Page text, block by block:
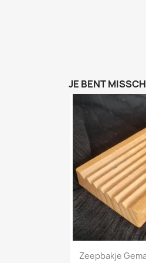
JE BENT
Snel
Zeepbakje